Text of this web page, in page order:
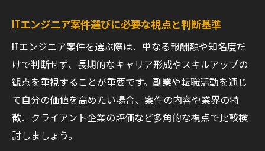
副業成功へ導くITエンジニア探し方ガイド
副業エンジニアとして失敗しない探し方の
基本
ITエンジニア副業案件の効果的な比較ポイン
ト
週1や土日限定のITエンジニア案件を狙う方
法
ITエンジニア案件選びに必要な視点と判断基準
ITエンジニア案件を選ぶ際は、単なる報酬額や知名度だ
けで判断せず、長期的なキャリア形成やスキルアップの
観点を重視することが重要です。副業や転職活動を通じ
て自分の価値を高めたい場合、案件の内容や業界の特
徴、クライアント企業の評価など多角的な視点で比較検
討しましょう。